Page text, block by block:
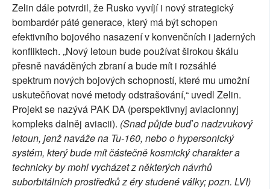
Zelin dále potvrdil, že Rusko vyvíjí i nový strategický
bombardér páté generace, který má být schopen
efektivního bojového nasazení v konvenčních i jaderných
konfliktech. „Nový letoun bude používat širokou škálu
přesně naváděných zbraní a bude mít i rozsáhlé
spektrum nových bojových schopností, které mu umožní
uskutečňovat nové metody odstrašování,“ uvedl Zelin.
Projekt se nazývá PAK DA (perspektivnyj aviacionnyj
kompleks dalněj aviacii). (Snad půjde buď o nadzvukový
letoun, jenž naváže na Tu-160, nebo o hypersonický
systém, který bude mít částečně kosmický charakter a
technicky by mohl vycházet z některých návrhů
suborbitálních prostředků z éry studené války; pozn. LVI)